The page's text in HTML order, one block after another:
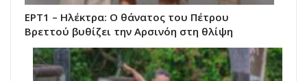
ΕΡΤ1 – Ηλέκτρα: Ο θάνατος του Πέτρου
Βρεττού βυθίζει την Αρσινόη στη θλίψη